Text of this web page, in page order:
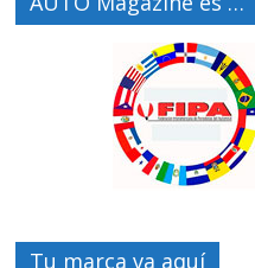
Tu marca va aquí